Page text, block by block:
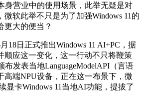
身营业中的使用场景，此举无疑是对
软此举不只是为了加强Windows 11的
更大的便当？
日正式推出Windows 11 AI+PC，据
顺应这一变化，这一行动不只将鞭策
发表当地LanguageModelAPI（言语
高端NPU设备，正在这一布景下，微
显卡Windows 11当地AI功能，提拔了